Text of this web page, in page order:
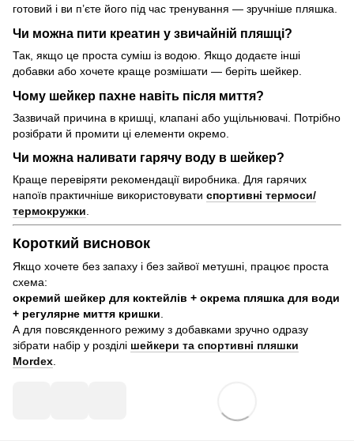
готовий і ви п’єте його під час тренування — зручніше пляшка.
Чи можна пити креатин у звичайній пляшці?
Так, якщо це проста суміш із водою. Якщо додаєте інші
добавки або хочете краще розмішати — беріть шейкер.
Чому шейкер пахне навіть після миття?
Зазвичай причина в кришці, клапані або ущільнювачі. Потрібно
розібрати й промити ці елементи окремо.
Чи можна наливати гарячу воду в шейкер?
Краще перевіряти рекомендації виробника. Для гарячих
напоїв практичніше використовувати спортивні термоси/
термокружки.
Короткий висновок
Якщо хочете без запаху і без зайвої метушні, працює проста
схема:
окремий шейкер для коктейлів + окрема пляшка для води
+ регулярне миття кришки
А для повсякденного режиму з добавками зручно одразу
зібрати набір у розділі шейкери та спортивні пляшки
Mordex